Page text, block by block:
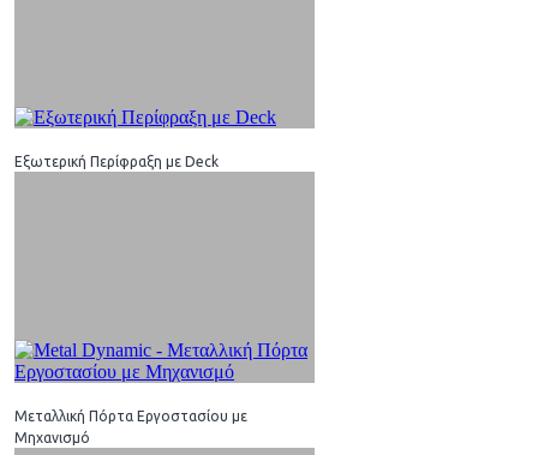
Εξωτερική Περίφραξη με Deck
Μεταλλική Πόρτα Εργοστασίου με
Μηχανισμό